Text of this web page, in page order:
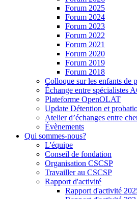
Forum 2025
Forum 2024
Forum 2023
Forum 2022
Forum 2021
Forum 2020
Forum 2019
Forum 2018
Colloque sur les enfants de
Échange entre spécialistes
Plateforme OpenOLAT
Update Détention et
Atelier d’échanges entre
Évènements
Qui sommes-nous?
L'équipe
Conseil de fondation
Organisation CSCSP
Travailler au CSCSP
Rapport d'activité
Rapport d'activité